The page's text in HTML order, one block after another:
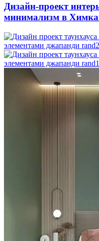
Дизайн-проект
минимализм в